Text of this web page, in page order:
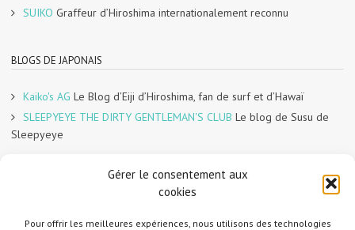
Gérer le consentement aux
cookies
Pour offrir les meilleures expériences, nous utilisons des technologies
SUIKO Graffeur d’Hiroshima internationalement reconnu
BLOGS DE JAPONAIS
Kaiko's AG Le Blog d’Eiji d’Hiroshima, fan de surf et d’Hawaï
SLEEPYEYE THE DIRTY GENTLEMAN'S CLUB Le blog de Susu de
Sleepyeye
BLOGS QUE J'AIME BIEN
Anaïs & Pedro
Le blog d’Anaïs et Pedro de Marseille